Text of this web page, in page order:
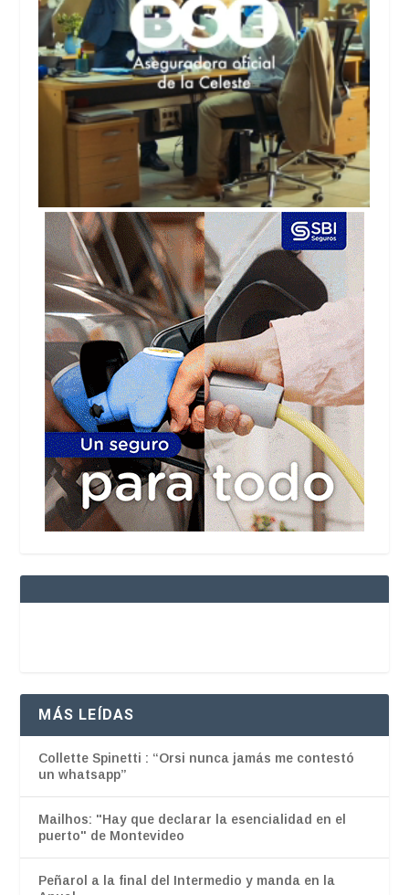
MÁS LEÍDAS
Collette Spinetti : “Orsi nunca jamás me contestó
un whatsapp”
Mailhos: "Hay que declarar la esencialidad en el
puerto" de Montevideo
Peñarol a la final del Intermedio y manda en la